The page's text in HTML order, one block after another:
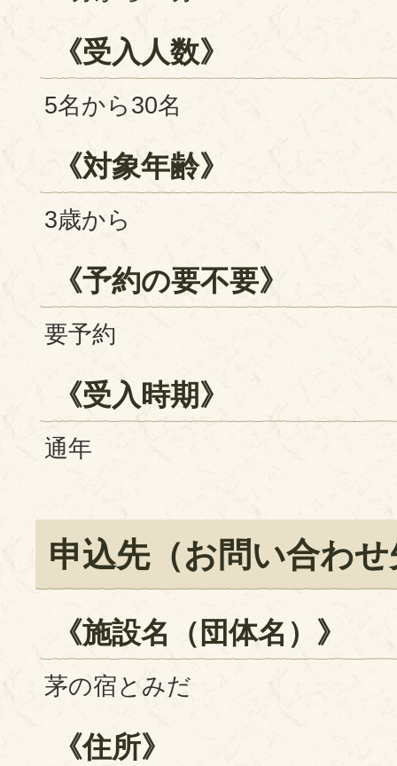
《受入人数》
5名から30名
《対象年齢》
3歳から
《予約の要不要》
要予約
《受入時期》
通年
申込先（お問い合わ
《施設名（団体名）》
茅の宿とみだ
《住所》